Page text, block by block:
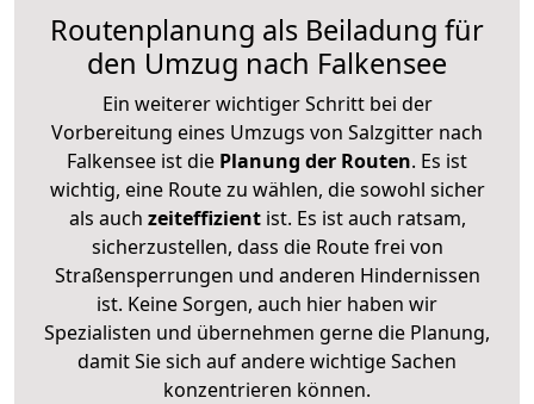
Routenplanung als Beiladung für
den Umzug nach Falkensee
Ein weiterer wichtiger Schritt bei der
Vorbereitung eines Umzugs von Salzgitter nach
Falkensee ist die Planung der Routen. Es ist
wichtig, eine Route zu wählen, die sowohl sicher
als auch zeiteffizientist. Es ist auch ratsam,
sicherzustellen, dass die Route frei von
Straßensperrungen und anderen Hindernissen
ist. Keine Sorgen, auch hier haben wir
Spezialisten und übernehmen gerne die Planung,
damit Sie sich auf andere wichtige Sachen
konzentrieren können.